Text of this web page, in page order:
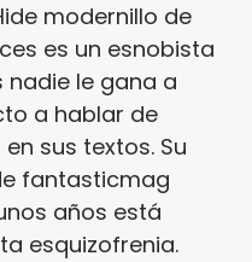
modernillo de
es un esnobista
nadie le gana a
a hablar de
sus textos. Su
fantasticmag
años está
esquizofrenia.